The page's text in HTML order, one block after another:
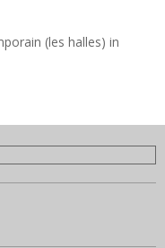
(les halles) in